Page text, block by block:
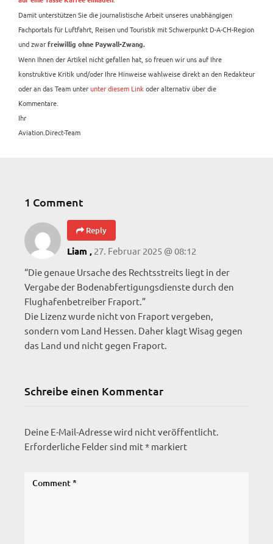
Damit unterstützen Sie die journalistische Arbeit unseres unabhängigen
Fachportals für Luftfahrt, Reisen und Touristik mit Schwerpunkt D-A-CH-Region
und zwar freiwillig ohne Paywall-Zwang.
Wenn Ihnen der Artikel nicht gefallen hat, so freuen wir uns auf Ihre
konstruktive Kritik und/oder Ihre Hinweise wahlweise direkt an den Redakteur
oder an das Team unterunter diesem Link oder alternativ über die
Kommentare.
Ihr
Aviation.Direct-Team
1 Comment
Reply
Liam , 27. Februar 2025 @ 08:12
“Die genaue Ursache des Rechtsstreits liegt in der
Vergabe der Bodenabfertigungsdienste durch den
Flughafenbetreiber Fraport.”
Die Lizenz wurde nicht von Fraport vergeben,
sondern vom Land Hessen. Daher klagt Wisag gegen
das Land und nicht gegen Fraport.
Schreibe einen Kommentar
Deine E-Mail-Adresse wird nicht veröffentlicht.
Erforderliche Felder sind mit* markiert